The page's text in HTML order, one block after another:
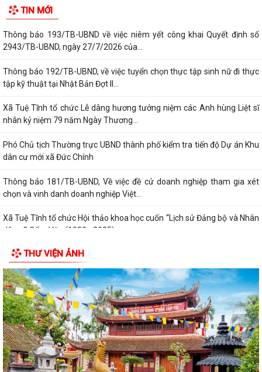
TIN MỚI
dưỡng, nhân viên chăm sóc đi làm tại...
Thông báo 193/TB-UBND về việc niêm yết công khai Quyết định số
2943/TB-UBND, ngày 27/7/2026 của...
Thông báo 192/TB-UBND, về việc tuyển chọn thực tập sinh nữ đi thực
tập kỹ thuật tại Nhật Bản Đợt II...
Xã Tuệ Tĩnh tổ chức Lễ dâng hương tưởng niệm các Anh hùng Liệt sĩ
nhân kỷ niệm 79 năm Ngày Thương...
Phó Chủ tịch Thường trực UBND thành phố kiểm tra tiến độ Dự án Khu
dân cư mới xã Đức Chính
Thông báo 181/TB-UBND, Về việc đề cử doanh nghiệp tham gia xét
chọn và vinh danh doanh nghiệp Việt...
Xã Tuệ Tĩnh tổ chức Hội thảo khoa học cuốn “Lịch sử Đảng bộ và Nhân
dân xã Cẩm Văn (1930 - 2025)
Nghị quyết điều chỉnh, bổ sung (lần 2) kế hoạch đầu tư công năm 2026
Kế hoạch 254 triển khai thực hiện Nghị định số 142/2026/NĐ-CP của
Chính phủ quy định chi tiết một...
Kỳ họp thứ Năm HĐND xã Tuệ Tĩnh khóa II xem xét nhiều nội dung
quan trọng về phát triển kinh tế -...
Xã Tuệ Tĩnh triển khai rà soát, đánh giá thành viên hộ nghèo, hộ cận
nghèo theo Nghị quyết số...
THƯ VIỆN ẢNH